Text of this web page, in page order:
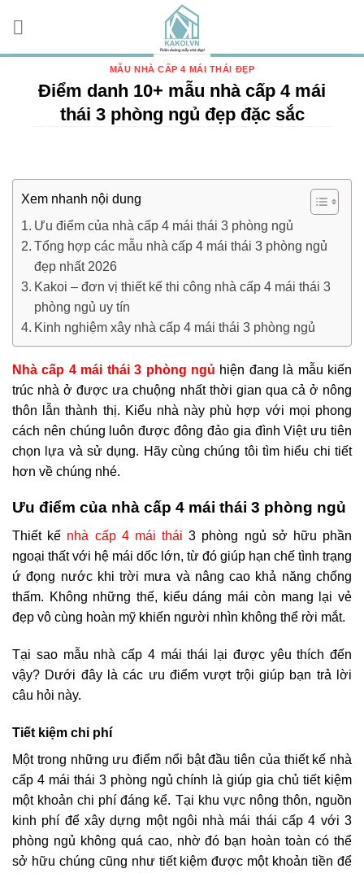
MẪU NHÀ CẤP 4 MÁI THÁI ĐẸP
Điểm danh 10+ mẫu nhà cấp 4 mái
thái 3 phòng ngủ đẹp đặc sắc
Xem nhanh nội dung
Ưu điểm của nhà cấp 4 mái thái 3 phòng ngủ
Tổng hợp các mẫu nhà cấp 4 mái thái 3 phòng ngủ
đẹp nhất 2026
Kakoi – đơn vị thiết kế thi công nhà cấp 4 mái thái 3
phòng ngủ uy tín
Kinh nghiệm xây nhà cấp 4 mái thái 3 phòng ngủ
Nhà cấp 4 mái thái 3 phòng ngủ hiện đang là mẫu kiến
trúc nhà ở được ưa chuộng nhất thời gian qua cả ở nông
thôn lẫn thành thị. Kiểu nhà này phù hợp với mọi phong
cách nên chúng luôn được đông đảo gia đình Việt ưu tiên
chọn lựa và sử dụng. Hãy cùng chúng tôi tìm hiểu chi tiết
hơn về chúng nhé.
Ưu điểm của nhà cấp 4 mái thái 3 phòng ngủ
Thiết kế nhà cấp 4 mái thái 3 phòng ngủ sở hữu phần
ngoại thất với hệ mái dốc lớn, từ đó giúp hạn chế tình trạng
ứ đọng nước khi trời mưa và nâng cao khả năng chống
thấm. Không những thế, kiểu dáng mái còn mang lại vẻ
đẹp vô cùng hoàn mỹ khiến người nhìn không thể rời mắt.
Tại sao mẫu nhà cấp 4 mái thái lại được yêu thích đến
vậy? Dưới đây là các ưu điểm vượt trội giúp bạn trả lời
câu hỏi này.
Tiết kiệm chi phí
Một trong những ưu điểm nổi bật đầu tiên của thiết kế nhà
cấp 4 mái thái 3 phòng ngủ chính là giúp gia chủ tiết kiệm
một khoản chi phí đáng kể. Tại khu vực nông thôn, nguồn
kinh phí để xây dựng một ngôi nhà mái thái cấp 4 với 3
phòng ngủ không quá cao, nhờ đó bạn hoàn toàn có thể
sở hữu chúng cũng như tiết kiệm được một khoản tiền để